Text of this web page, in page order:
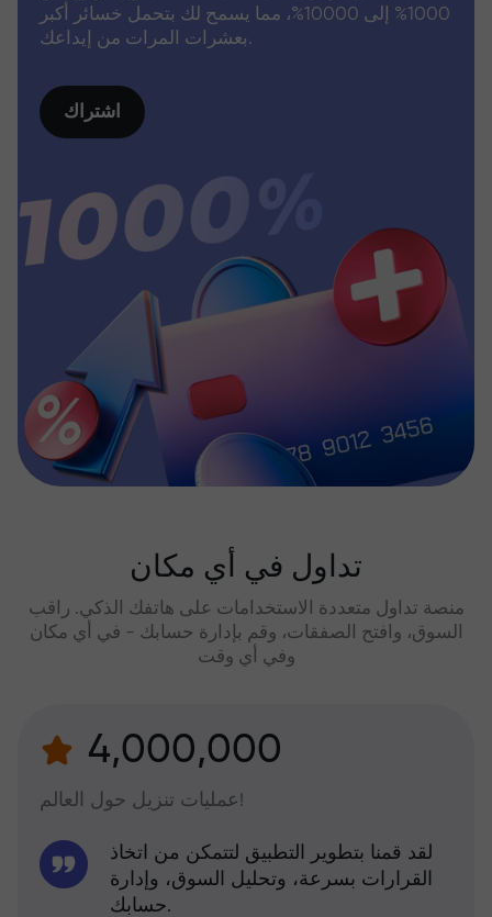
1000% إلى 10000%، مما يسمح لك بتحمل خسائر أكبر
بعشرات المرات من إيداعك.
اشتراك
تداول في أي مكان
منصة تداول متعددة الاستخدامات على هاتفك الذكي. راقب
السوق، وافتح الصفقات، وقم بإدارة حسابك - في أي مكان
وفي أي وقت
4,000,000
عمليات تنزيل حول العالم!
لقد قمنا بتطوير التطبيق لتتمكن من اتخاذ
القرارات بسرعة، وتحليل السوق، وإدارة
حسابك.